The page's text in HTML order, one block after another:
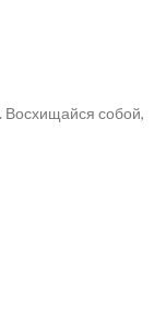
Восхищайся собой,